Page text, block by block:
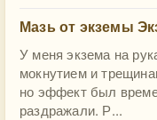
Мазь от экземы
У меня экзема на
мокнутием и
но эффект был
раздражали. Р...